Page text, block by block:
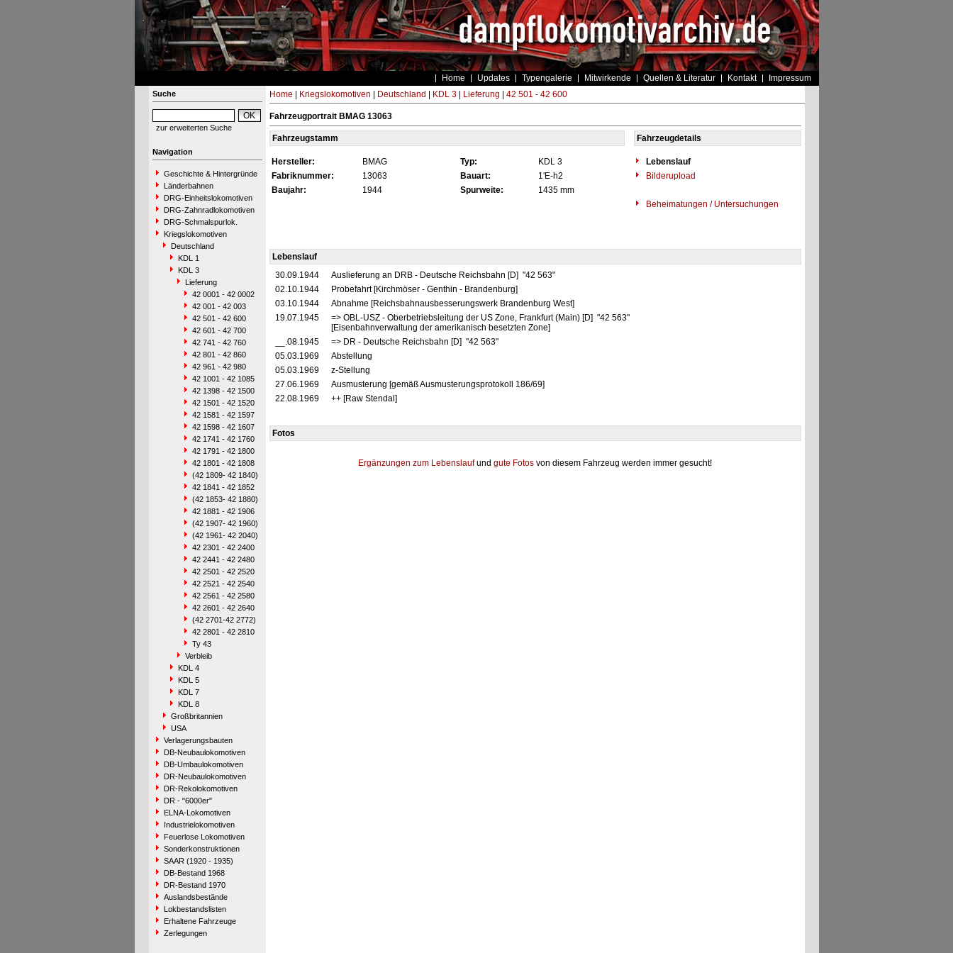
Home Updates Typengalerie Mitwirkende Quellen & Literatur Kontakt Impressum
Suche
zur erweiterten Suche
Navigation
Geschichte & Hintergründe
Länderbahnen
DRG-Einheitslokomotiven
DRG-Zahnradlokomotiven
DRG-Schmalspurlok.
Kriegslokomotiven
Deutschland
KDL 1
KDL 3
Lieferung
42 0001 - 42 0002
42 001 - 42 003
42 501 - 42 600
42 601 - 42 700
42 741 - 42 760
42 801 - 42 860
42 961 - 42 980
42 1001 - 42 1085
42 1398 - 42 1500
42 1501 - 42 1520
42 1581 - 42 1597
42 1598 - 42 1607
42 1741 - 42 1760
42 1791 - 42 1800
42 1801 - 42 1808
(42 1809- 42 1840)
42 1841 - 42 1852
(42 1853- 42 1880)
42 1881 - 42 1906
(42 1907- 42 1960)
(42 1961- 42 2040)
42 2301 - 42 2400
42 2441 - 42 2480
42 2501 - 42 2520
42 2521 - 42 2540
42 2561 - 42 2580
42 2601 - 42 2640
(42 2701-42 2772)
42 2801 - 42 2810
Ty 43
Verbleib
KDL 4
KDL 5
KDL 7
KDL 8
Großbritannien
USA
Verlagerungsbauten
DB-Neubaulokomotiven
DB-Umbaulokomotiven
DR-Neubaulokomotiven
DR-Rekolokomotiven
DR - "6000er"
ELNA-Lokomotiven
Industrielokomotiven
Feuerlose Lokomotiven
Sonderkonstruktionen
SAAR (1920 - 1935)
DB-Bestand 1968
DR-Bestand 1970
Auslandsbestände
Lokbestandslisten
Erhaltene Fahrzeuge
Zerlegungen
Home Kriegslokomotiven Deutschland KDL 3| Lieferung 42 501 - 42 600
Fahrzeugportrait BMAG 13063
Fahrzeugstamm Fahrzeugdetails
Hersteller: BMAG Typ: KDL 3
Lebenslauf
Fabriknummer:
13063 Bauart: 1'E-h2
Bilderupload
Baujahr:
1944 Spurweite:
1435 mm
Beheimatungen / Untersuchungen
Lebenslauf
30.09.1944
Auslieferung an DRB - Deutsche Reichsbahn [D] "42 563"
02.10.1944
Probefahrt [Kirchmöser - Genthin - Brandenburg]
03.10.1944
Abnahme [Reichsbahnausbesserungswerk Brandenburg West]
19.07.1945
=> OBL-USZ - Oberbetriebsleitung der US Zone, Frankfurt (Main) [D] "42 563"
[Eisenbahnverwaltung der amerikanisch besetzten Zone]
__.08.1945
=> DR - Deutsche Reichsbahn [D] "42 563"
05.03.1969
Abstellung
05.03.1969
z-Stellung
27.06.1969
Ausmusterung [gemäß Ausmusterungsprotokoll 186/69]
22.08.1969
++ [Raw Stendal]
Fotos
Ergänzungen zum Lebenslaufund gute Fotos von diesem Fahrzeug werden immer gesucht!